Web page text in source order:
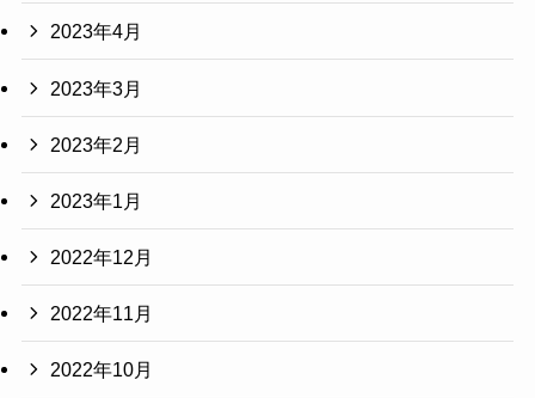
2023年4月
2023年3月
2023年2月
2023年1月
2022年12月
2022年11月
2022年10月